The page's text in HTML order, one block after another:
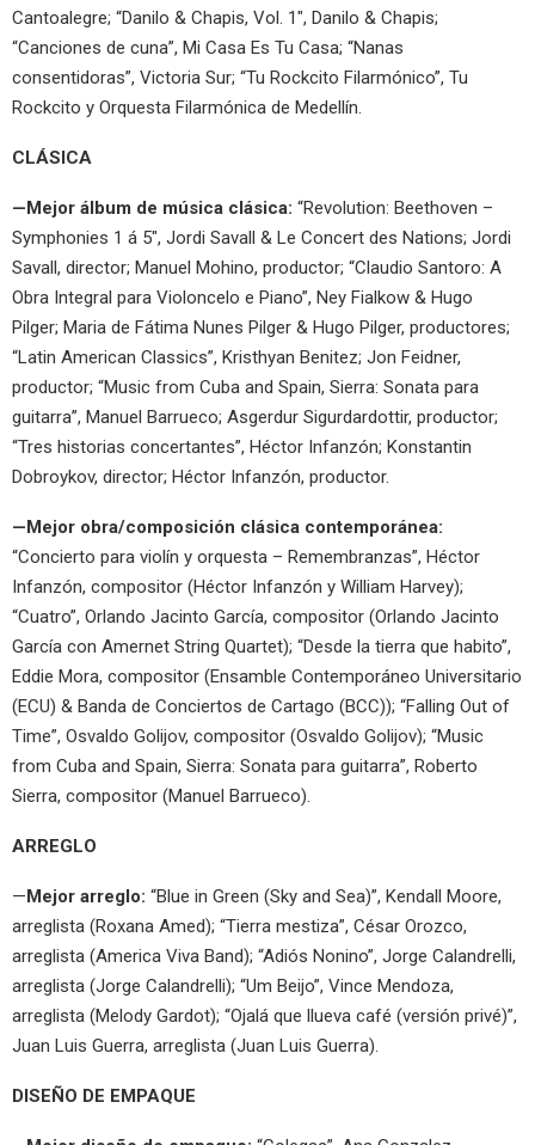
Cantoalegre; “Danilo & Chapis, Vol. 1″, Danilo & Chapis;
“Canciones de cuna”, Mi Casa Es Tu Casa; “Nanas
consentidoras”, Victoria Sur; “Tu Rockcito Filarmónico”, Tu
Rockcito y Orquesta Filarmónica de Medellín.
CLÁSICA
—Mejor álbum de música clásica: “Revolution: Beethoven –
Symphonies 1 á 5″, Jordi Savall & Le Concert des Nations; Jordi
Savall, director; Manuel Mohino, productor; “Claudio Santoro: A
Obra Integral para Violoncelo e Piano”, Ney Fialkow & Hugo
Pilger; Maria de Fátima Nunes Pilger & Hugo Pilger, productores;
“Latin American Classics”, Kristhyan Benitez; Jon Feidner,
productor; “Music from Cuba and Spain, Sierra: Sonata para
guitarra”, Manuel Barrueco; Asgerdur Sigurdardottir, productor;
“Tres historias concertantes”, Héctor Infanzón; Konstantin
Dobroykov, director; Héctor Infanzón, productor.
—Mejor obra/composición clásica contemporánea:
“Concierto para violín y orquesta – Remembranzas”, Héctor
Infanzón, compositor (Héctor Infanzón y William Harvey);
“Cuatro”, Orlando Jacinto García, compositor (Orlando Jacinto
García con Amernet String Quartet); “Desde la tierra que habito”,
Eddie Mora, compositor (Ensamble Contemporáneo Universitario
(ECU) & Banda de Conciertos de Cartago (BCC)); “Falling Out of
Time”, Osvaldo Golijov, compositor (Osvaldo Golijov); “Music
from Cuba and Spain, Sierra: Sonata para guitarra”, Roberto
Sierra, compositor (Manuel Barrueco).
ARREGLO
—Mejor arreglo: “Blue in Green (Sky and Sea)”, Kendall Moore,
arreglista (Roxana Amed); “Tierra mestiza”, César Orozco,
arreglista (America Viva Band); “Adiós Nonino”, Jorge Calandrelli,
arreglista (Jorge Calandrelli); “Um Beijo”, Vince Mendoza,
arreglista (Melody Gardot); “Ojalá que llueva café (versión privé)”,
Juan Luis Guerra, arreglista (Juan Luis Guerra).
DISEÑO DE EMPAQUE